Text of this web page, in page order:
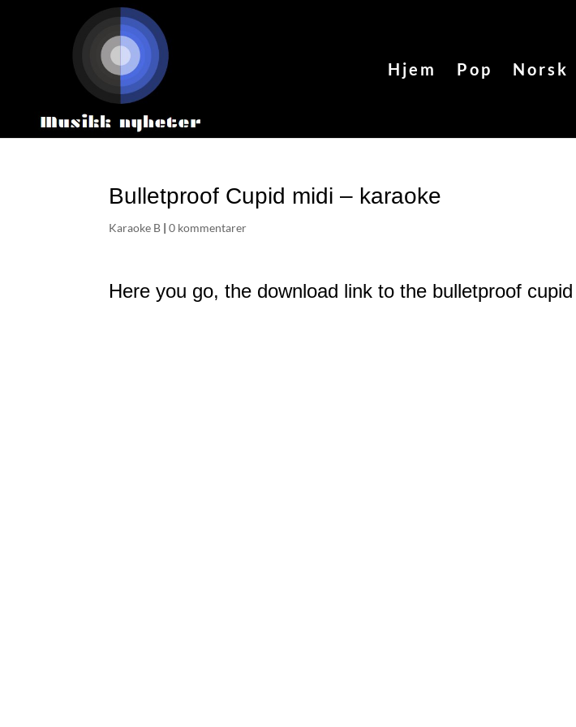
Hjem Pop Norsk
Bulletproof Cupid midi – karaoke
Karaoke B |0 kommentarer
Here you go, the download link to the bulletproof cupid